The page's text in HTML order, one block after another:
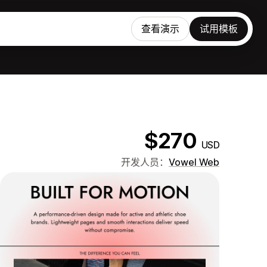
查看演示 试用模板
$270 USD
开发人员： Vowel Web